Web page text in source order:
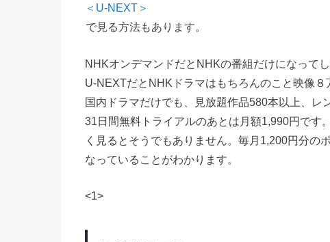
＜U-NEXT＞
で見る方法もあります。
NHKオンデマンドだとNHKの番組だけになって
U-NEXTだとNHKドラマはもちろんのこと映像８
国内ドラマだけでも、見放題作品580本以上、レ
31日間無料トライアルのあとは月額1,990円です
く見るとそうでもありません。毎月1,200円分の
なっていることがわかります。
<1>